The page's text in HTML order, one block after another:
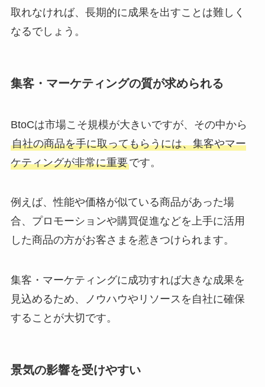
取れなければ、長期的に成果を出すことは難しく
なるでしょう。
集客・マーケティングの質が求められる
BtoCは市場こそ規模が大きいですが、その中から
自社の商品を手に取ってもらうには、集客やマー
ケティングが非常に重要です。
例えば、性能や価格が似ている商品があった場
合、プロモーションや購買促進などを上手に活用
した商品の方がお客さまを惹きつけられます。
集客・マーケティングに成功すれば大きな成果を
見込めるため、ノウハウやリソースを自社に確保
することが大切です。
景気の影響を受けやすい